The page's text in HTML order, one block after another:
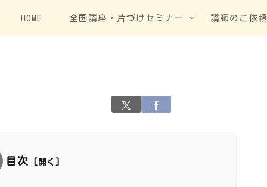
HOME 全国講座・片づけセミナー 講師のご依頼
目次